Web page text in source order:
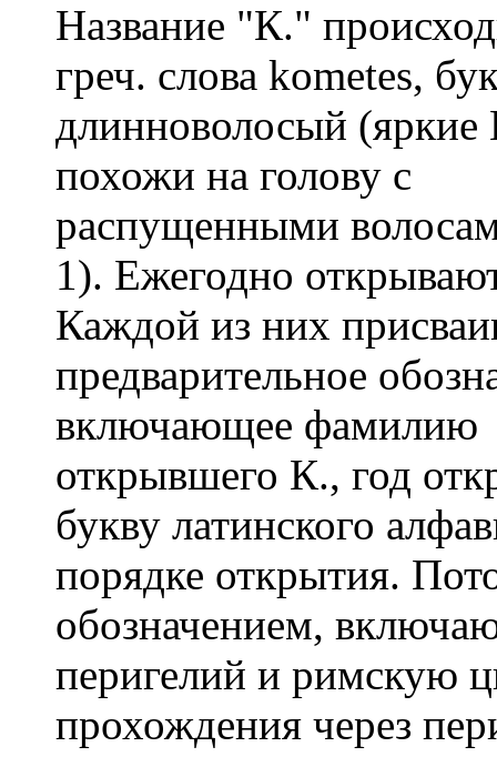
Название "К."
греч. слова kometes,
длинноволосый (яркие
похожи на голову с
распущенными
1). Ежегодно
Каждой из них
предварительное
включающее фамилию
открывшего К., год
букву латинского
порядке открытия.
обозначением,
перигелий и римскую
прохождения через